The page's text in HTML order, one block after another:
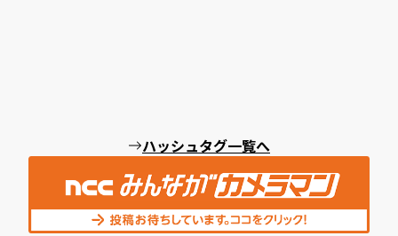
ハッシュタグ一覧へ